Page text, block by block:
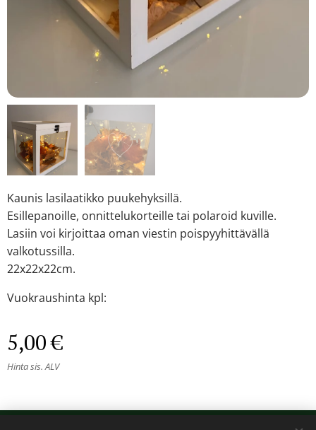
Kaunis lasilaatikko puukehyksillä.
Esillepanoille, onnittelukorteille tai polaroid kuville.
Lasiin voi kirjoittaa oman viestin poispyyhittävällä
valkotussilla.
22x22x22cm.
Vuokraushinta kpl:
5,00€
Hinta sis. ALV